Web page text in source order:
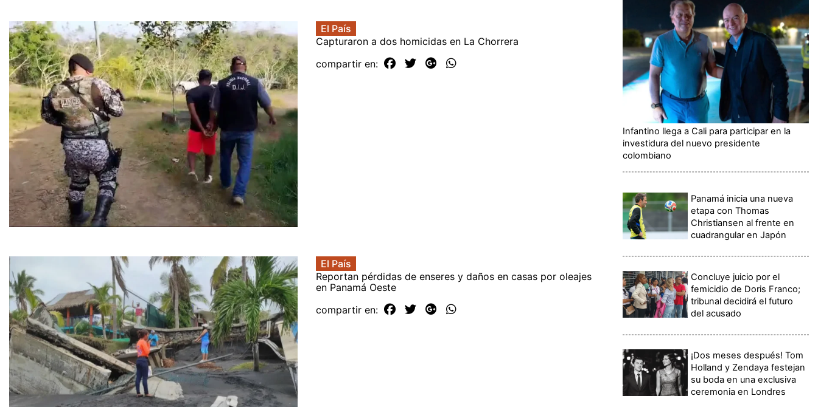
El País
Capturaron a dos homicidas en La Chorrera
compartir en:
El País
Reportan pérdidas de enseres y daños en casas por oleajes
en Panamá Oeste
compartir en:
Infantino llega a Cali para participar en la
investidura del nuevo presidente
colombiano
Panamá inicia una nueva
etapa con Thomas
Christiansen al frente en
cuadrangular en Japón
Concluye juicio por el
femicidio de Doris Franco;
tribunal decidirá el futuro
del acusado
¡Dos meses después! Tom
Holland y Zendaya festejan
su boda en una exclusiva
ceremonia en Londres